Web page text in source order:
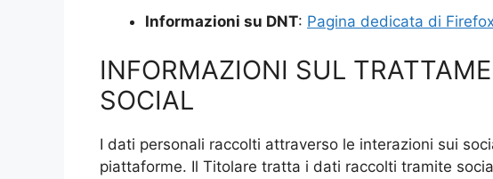
Informazioni su DNT: Pagina dedicata di Firefox
INFORMAZIONI SUL
SOCIAL
I dati personali raccolti attraverso le interazioni sui
piattaforme. Il Titolare tratta i dati raccolti tramite